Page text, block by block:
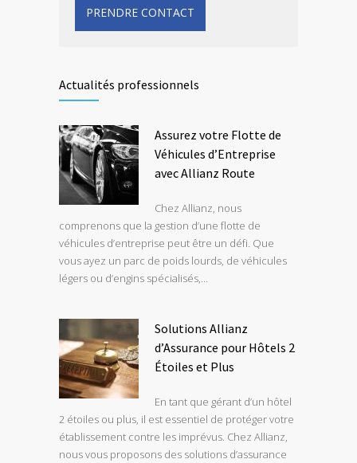
PRENDRE CONTACT
Actualités professionnels
Assurez votre Flotte de
Véhicules d’Entreprise
avec Allianz Route
Chez Allianz, nous
comprenons que la gestion d’une flotte de
véhicules d’entreprise peut être un défi. Que
vous ayez un parc de poids lourds, de véhicules
légers ou d’engins spécialisés,…
Solutions Allianz
d’Assurance pour Hôtels 2
Étoiles et Plus
En tant que gérant d’un hôtel
2 étoiles ou plus, il est essentiel de protéger votre
établissement contre les imprévus. Chez Allianz,
nous vous proposons des solutions d’assurance